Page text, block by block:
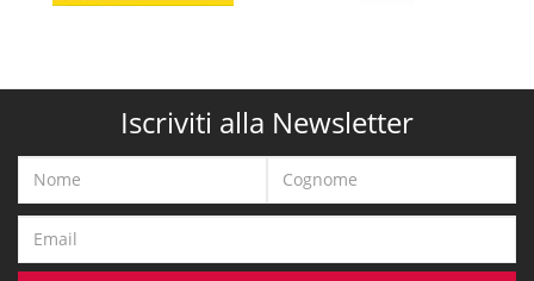
Iscriviti alla Newsletter